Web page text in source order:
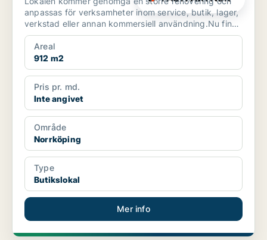
anpassas för verksamheter inom service, butik, lager,
verkstad eller annan kommersiell användning.Nu finns
mö...
Areal
912 m2
Pris pr. md.
Inte angivet
Område
Norrköping
Type
Butikslokal
Mer info